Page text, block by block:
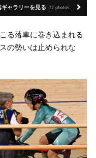
ギャラリーを見る 72 photos
る落車に巻き込まれる
の勢いは止められな